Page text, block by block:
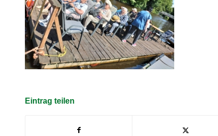
Eintrag teilen